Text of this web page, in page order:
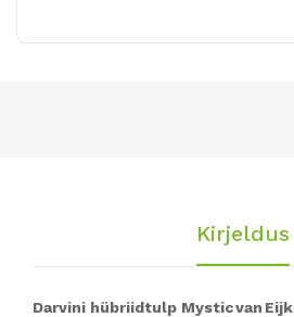
Kirjeldus
Darvini hübriidtulp Mystic van